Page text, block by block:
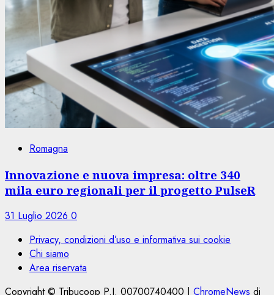
Romagna
Innovazione e nuova impresa: oltre 340
mila euro regionali per il progetto PulseR
31 Luglio 2026 0
Privacy, condizioni d’uso e informativa sui cookie
Chi siamo
Area riservata
Copyright © Tribucoop P.I. 00700740400 | ChromeNews di